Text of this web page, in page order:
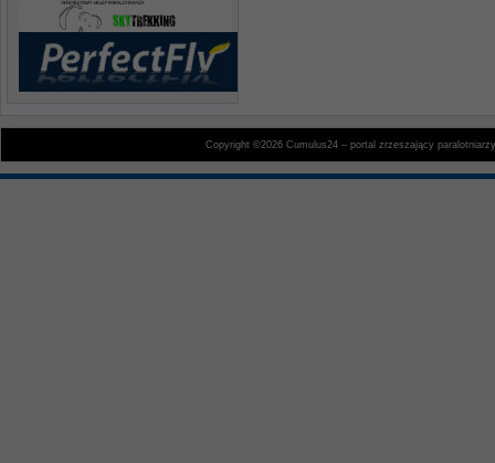
Copyright ©2026 Cumulus24 – portal zrzeszający